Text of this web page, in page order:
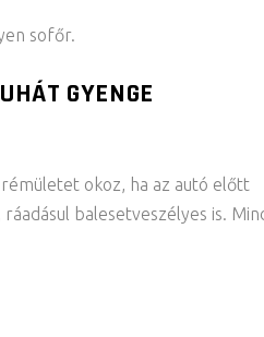
sofőr.
GYENGE
okoz, ha az autó előtt
balesetveszélyes is.